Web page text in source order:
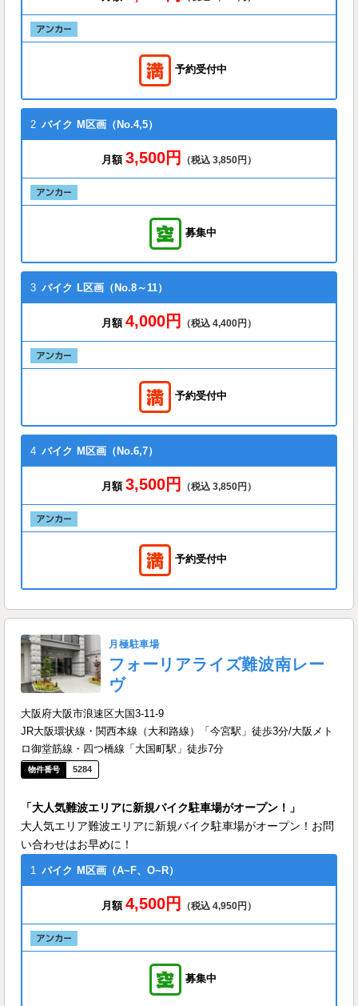
予約受付中
2 バイク M区画（No.4,5）
月額 3,500円 （税込 3,850円）
募集中
3 バイク L区画（No.8～11）
月額 4,000円 （税込 4,400円）
予約受付中
4 バイク M区画（No.6,7）
月額 3,500円 （税込 3,850円）
予約受付中
月極駐車場
フォーリアライズ難波南レー
ヴ
大阪府大阪市浪速区大国3-11-9
JR大阪環状線・関西本線（大和路線）「今宮駅」徒歩3分/大阪メト
ロ御堂筋線・四つ橋線「大国町駅」徒歩7分
5284
「大人気難波エリアに新規バイク駐車場がオープン！」
大人気エリア難波エリアに新規バイク駐車場がオープン！お問
い合わせはお早めに！
1 バイク M区画（A~F、O~R）
月額 4,500円 （税込 4,950円）
募集中